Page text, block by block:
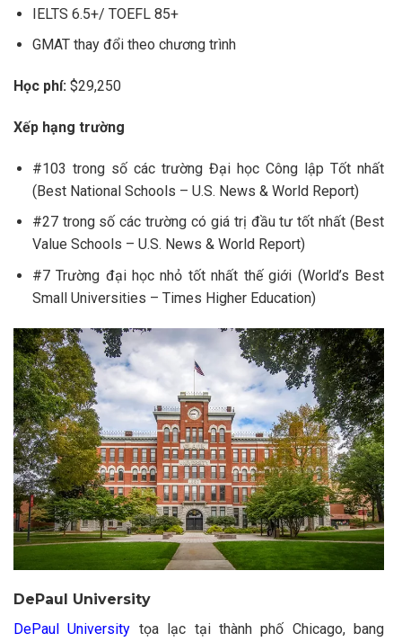
IELTS 6.5+/ TOEFL 85+
GMAT thay đổi theo chương trình
Học phí: $29,250
Xếp hạng trường
#103 trong số các trường Đại học Công lập Tốt nhất
(Best National Schools – U.S. News & World Report)
#27 trong số các trường có giá trị đầu tư tốt nhất (Best
Value Schools – U.S. News & World Report)
#7 Trường đại học nhỏ tốt nhất thế giới (World’s Best
Small Universities – Times Higher Education)
DePaul University
DePaul University tọa lạc tại thành phố Chicago, bang